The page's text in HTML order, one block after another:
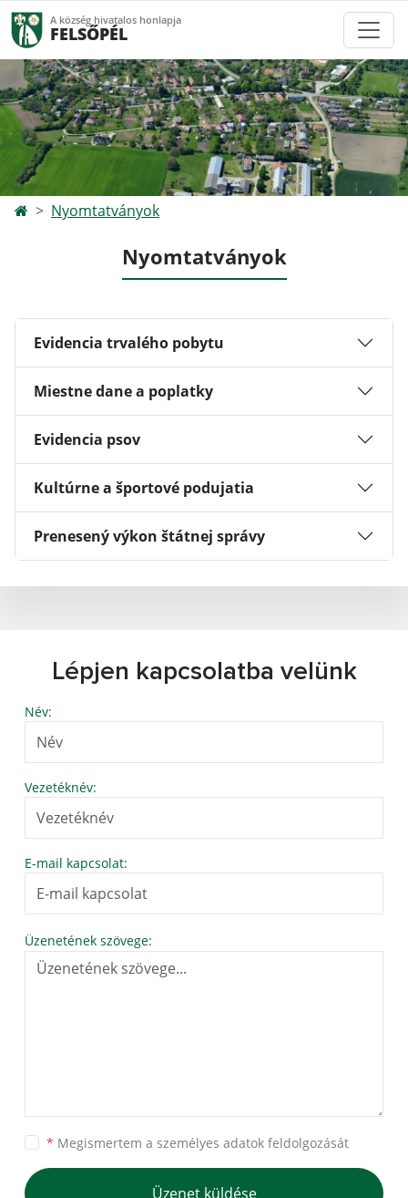
A község hivatalos honlapja
FELSŐPÉL
Nyomtatványok
Nyomtatványok
Evidencia trvalého pobytu
Miestne dane a poplatky
Evidencia psov
Kultúrne a športové podujatia
Prenesený výkon štátnej správy
Lépjen kapcsolatba velünk
Név:
Vezetéknév:
E-mail kapcsolat:
Üzenetének szövege:
* Megismertem a személyes adatok feldolgozását
Üzenet küldése